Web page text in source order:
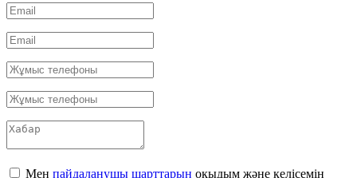
Мен пайдаланушы шарттарын оқыдым және келісемін